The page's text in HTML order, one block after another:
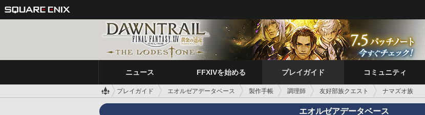
ニュース FFXIVを始める プレイガイド コミュニティ
プレイガイド エオルゼアデータベース 製作手帳 調理師 友好部族クエスト ナマズオ族
エオルゼアデータベース